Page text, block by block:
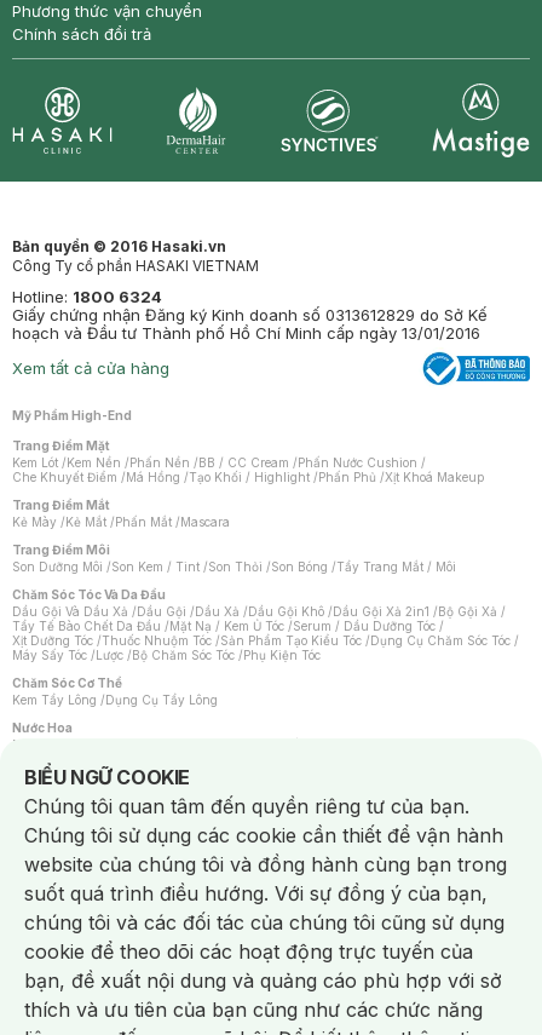
Phương thức vận chuyển
Chính sách đổi trả
Bản quyền © 2016 Hasaki.vn
Công Ty cổ phần HASAKI VIETNAM
Hotline: 1800 6324
Giấy chứng nhận Đăng ký Kinh doanh số 0313612829 do Sở Kế
hoạch và Đầu tư Thành phố Hồ Chí Minh cấp ngày 13/01/2016
Xem tất cả cửa hàng
Mỹ Phẩm High-End
Trang Điểm Mặt
Kem Lót /Kem Nền /Phấn Nền /BB / CC Cream /Phấn Nước Cushion /
Che Khuyết Điểm /Má Hồng /Tạo Khối / Highlight /Phấn Phủ /Xịt Khoá Makeup
Trang Điểm Mắt
Kẻ Mày /Kẻ Mắt /Phấn Mắt /Mascara
Trang Điểm Môi
Son Dưỡng Môi /Son Kem / Tint /Son Thỏi /Son Bóng /Tẩy Trang Mắt / Môi
Chăm Sóc Tóc Và Da Đầu
Dầu Gội Và Dầu Xả /Dầu Gội /Dầu Xả /Dầu Gội Khô /Dầu Gội Xả 2in1 /Bộ Gội Xả /
Tẩy Tế Bào Chết Da Đầu /Mặt Nạ / Kem Ủ Tóc /Serum / Dầu Dưỡng Tóc /
Xịt Dưỡng Tóc /Thuốc Nhuộm Tóc /Sản Phẩm Tạo Kiểu Tóc /Dụng Cụ Chăm Sóc Tóc /
Máy Sấy Tóc /Lược /Bộ Chăm Sóc Tóc /Phụ Kiện Tóc
Chăm Sóc Cơ Thể
Kem Tẩy Lông /Dụng Cụ Tẩy Lông
Nước Hoa
Nước Hoa Nữ
Chăm Sóc Cá Nhân
Chống Muỗi /Khẩu Trang /Máy Massage/Mặt Nạ Xông Hơi /Nước Rửa Tay/
Sản Phẩm Chăm Sóc Khác /Bàn Chải Đánh Răng /Bàn Chải Điện/
Hỗ Trợ Trắng Răng/Kem Đánh Răng /Máy Tăm Nước/ Nước Súc Miệng/
Tăm / Chỉ Nha Khoa/ Xịt Thơm Miệng / Dung Dịch Vệ Sinh/Dưỡng Vùng Kín/
Khăn Ướt Vệ Sinh Vùng Kín/Băng Vệ Sinh/Tampon/Bọt Cạo Râu /Dao Cạo Râu/
Máy Cạo Râu
Vấn Đề Về Da
Da Dầu / Lỗ Chân Lông To/ Da Khô / Mất Nước/ Da Lão Hóa/ Da Mụn/
Da Nhạy Cảm / Kích Ứng
Da Xỉn Màu Thâm / Nám / Tàn Nhang
Quầng Thâm & Bọng Mắt /Sẹo /Viêm Da Cơ Địa
Dụng Cụ / Phụ Kiện Chăm Sóc Da
Bông Tẩy Trang
Khăn Lau Mặt Khô Dụng Cụ / Máy Rửa Mặt Máy Chăm Sóc Da
Dụng Cụ Chăm Sóc Khác
BIỂU NGỮ COOKIE
Notice about cookies usage
Chúng tôi quan tâm đến quyền riêng tư của bạn.
Chúng tôi sử dụng các cookie cần thiết để vận hành
website của chúng tôi và đồng hành cùng bạn trong
suốt quá trình điều hướng. Với sự đồng ý của bạn,
chúng tôi và các đối tác của chúng tôi cũng sử dụng
cookie để theo dõi các hoạt động trực tuyến của
bạn, đề xuất nội dung và quảng cáo phù hợp với sở
thích và ưu tiên của bạn cũng như các chức năng